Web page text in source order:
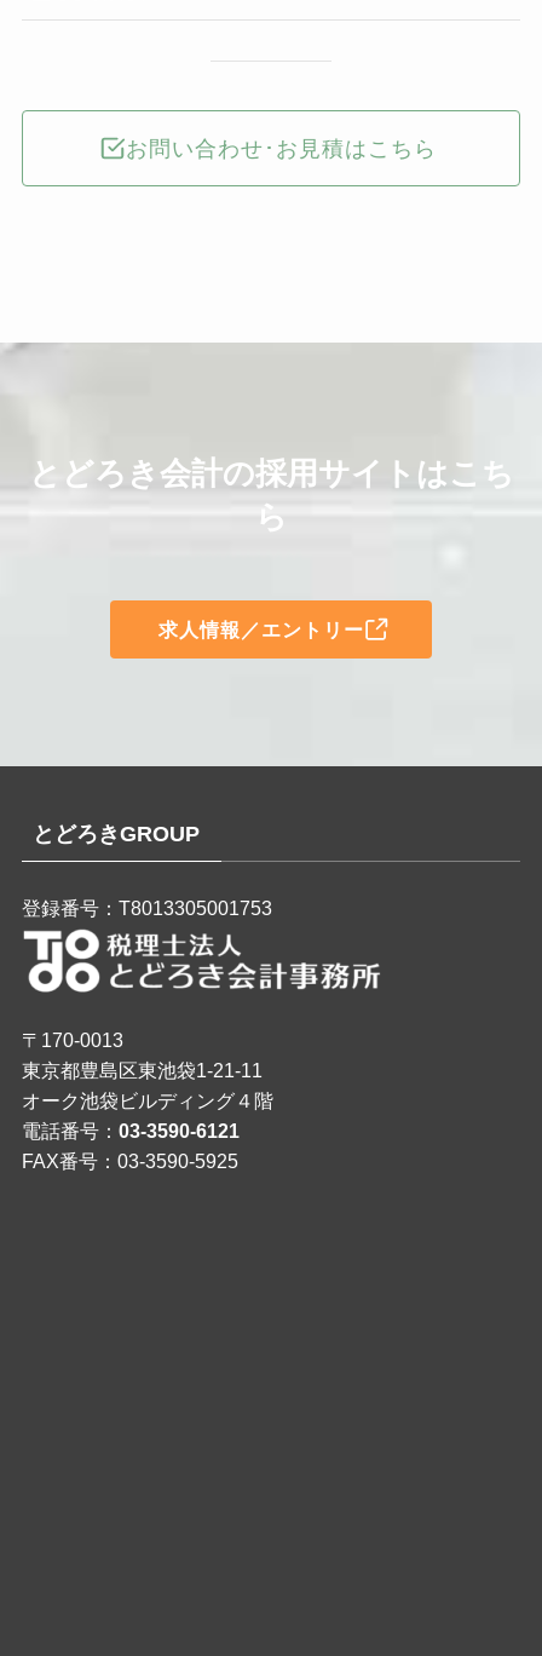
お問い合わせ･お見積はこちら
とどろき会計の採用サイトはこち
ら
求人情報／エントリー
とどろきGROUP
登録番号：T8013305001753
〒170-0013
東京都豊島区東池袋1-21-11
オーク池袋ビルディング４階
電話番号： 03-3590-6121
FAX番号：03-3590-5925